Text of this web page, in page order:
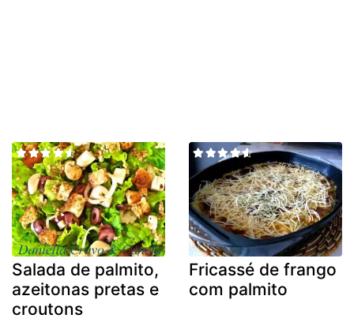
Salada de palmito,
azeitonas pretas e
croutons
Fricassé de frango
com palmito